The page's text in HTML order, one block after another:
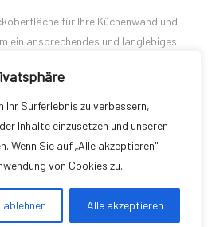
Ihr Surferlebnis zu verbessern,
Inhalte einzusetzen und unseren
Wenn Sie auf „Alle akzeptieren"
von Cookies zu.
ablehnen Alle akzeptieren
für Ihre Küchenwand und
ein ansprechendes und langlebiges
bereit sind zu investieren. Empfohlene
Küchen- & Feuchtraumfarbe,
und Wilckens Küchenfarbe bieten
halten Ihre Küche über lange Zeit in
Lackoberfläche, die am besten zu
Küche!